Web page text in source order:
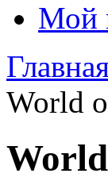
Мой
World